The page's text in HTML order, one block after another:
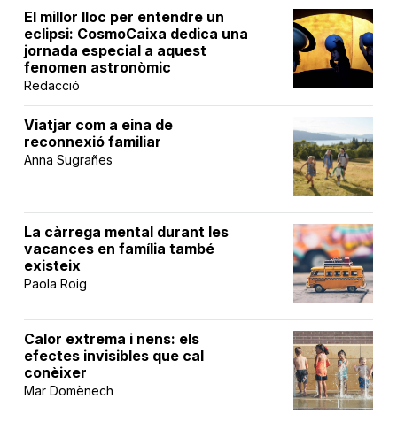
El millor lloc per entendre un
eclipsi: CosmoCaixa dedica una
jornada especial a aquest
fenomen astronòmic
Redacció
Viatjar com a eina de
reconnexió familiar
Anna Sugrañes
La càrrega mental durant les
vacances en família també
existeix
Paola Roig
Calor extrema i nens: els
efectes invisibles que cal
conèixer
Mar Domènech